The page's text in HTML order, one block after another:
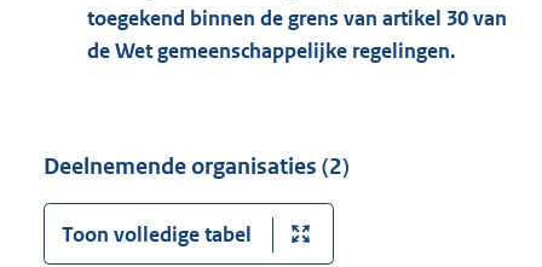
toegekend binnen de grens van artikel 30 van
de Wet gemeenschappelijke regelingen.
Deelnemende organisaties (2)
Toon volledige tabel